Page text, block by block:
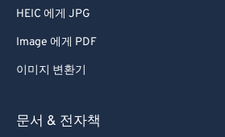
HEIC 에게 JPG
Image 에게 PDF
이미지 변환기
문서 & 전자책